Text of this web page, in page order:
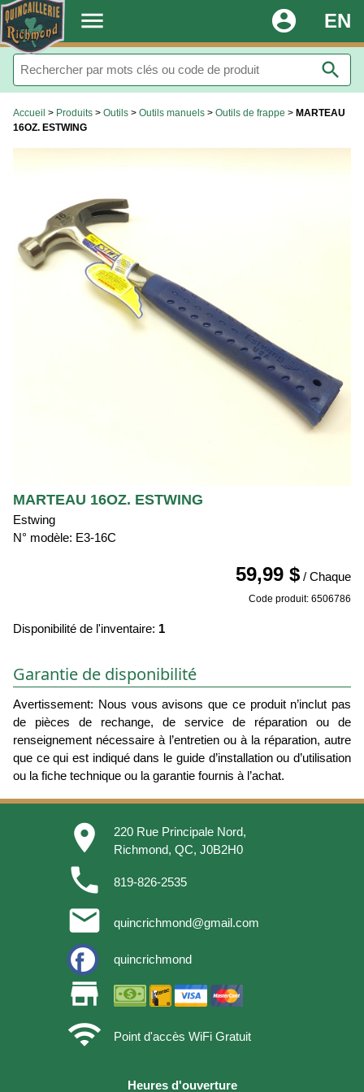
. menu EN
account_circle
search
Accueil > Produits > Outils > Outils manuels > Outils de frappe > MARTEAU
16OZ. ESTWING
MARTEAU 16OZ. ESTWING
Estwing
N° modèle: E3-16C
59,99 $ / Chaque
Code produit: 6506786
Disponibilité de l'inventaire: 1
Garantie de disponibilité
Avertissement: Nous vous avisons que ce produit n’inclut pas
de pièces de rechange, de service de réparation ou de
renseignement nécessaire à l’entretien ou à la réparation, autre
que ce qui est indiqué dans le guide d’installation ou d’utilisation
ou la fiche technique ou la garantie fournis à l’achat.
place
220 Rue Principale Nord,
Richmond, QC, J0B2H0
phone 819-826-2535
email quincrichmond@gmail.com
quincrichmond
store
wifi
Point d'accès WiFi Gratuit
Heures d'ouverture